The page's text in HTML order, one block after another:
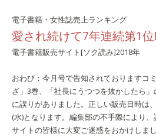
電子書籍・女性誌売上ランキング
愛され続けて7年連続第1位
電子書籍販売サイト[ソク読み]2018年
おわび：今月号で告知されておりますコ
ざ」3巻、「社長にうつつを抜かしたら
に誤りがありました。正しい販売日時は
(水)となります。編集部の不手際により
サイトの皆様に大変ご迷惑をおかけしま